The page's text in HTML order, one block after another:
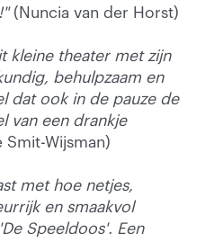
(Nuncia van der Horst)
kleine theater met zijn
behulpzaam en
dat ook in de pauze de
van een drankje
Wijsman)
met hoe netjes,
en smaakvol
Speeldoos'. Een